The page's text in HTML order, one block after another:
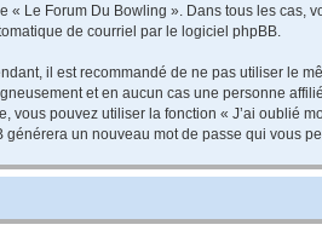
Le Forum Du Bowling ». Dans tous les cas,
de courriel par le logiciel phpBB.
il est recommandé de ne pas utiliser le
et en aucun cas une personne
pouvez utiliser la fonction « J’ai oublié
un nouveau mot de passe qui vous